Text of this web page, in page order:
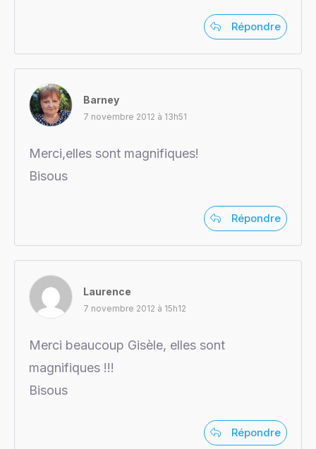
Répondre
Barney
7 novembre 2012 à 13h51
Merci,elles sont magnifiques!
Bisous
Répondre
Laurence
7 novembre 2012 à 15h12
Merci beaucoup Gisèle, elles sont
magnifiques !!!
Bisous
Répondre